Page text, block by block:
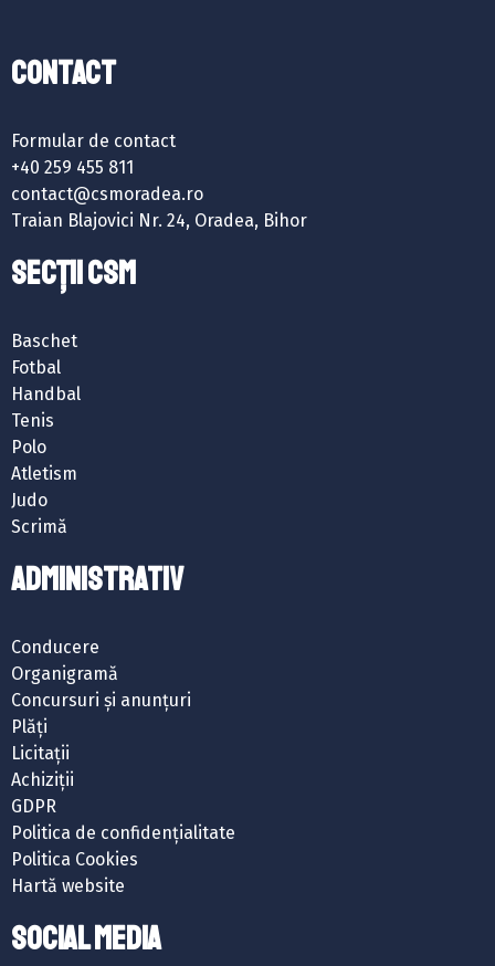
Contact
Formular de contact
+40 259 455 811
contact@csmoradea.ro
Traian Blajovici Nr. 24, Oradea, Bihor
SECȚII CSM
Baschet
Fotbal
Handbal
Tenis
Polo
Atletism
Judo
Scrimă
ADMINISTRATIV
Conducere
Organigramă
Concursuri și anunțuri
Plăți
Licitații
Achiziții
GDPR
Politica de confidențialitate
Politica Cookies
Hartă website
SOCIAL MEDIA